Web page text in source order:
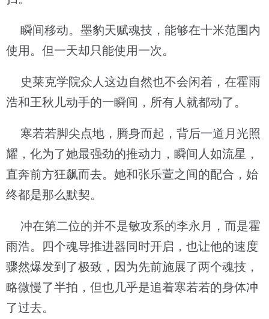
瞬间移动。墨豹天赋魂技，能够在十米范围内
使用。但一天却只能使用一次。
史莱克学院众人这边自然也不会闲着，在霍雨
浩和王秋儿动手的一瞬间，所有人就都动了。
寒若若脚尖点地，腾身而起，背后一道月光照
耀，化为了她最强劲的推动力，瞬间人如流星，
直奔前方狂飙而去。她和张乐萱之间的配合，始
终都是那么默契。
冲在第二位的并不是敏攻系的李永月，而是霍
雨浩。四个魂导推进器同时开启，也让他的速度
骤然爆发到了极致，因为先前施展了两个魂技，
略微慢了半拍，但也几乎是追着寒若若的身体冲
了过去。